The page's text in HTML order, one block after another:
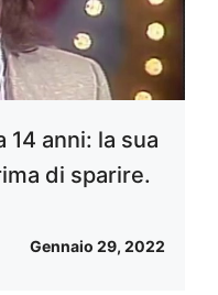
14 anni: la sua
di sparire.
Gennaio 29, 2022